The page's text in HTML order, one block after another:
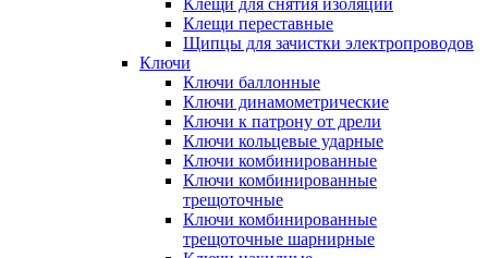
Клещи для снятия изоляции
Клещи переставные
Щипцы для зачистки электропроводов
Ключи
Ключи баллонные
Ключи динамометрические
Ключи к патрону от дрели
Ключи кольцевые ударные
Ключи комбинированные
Ключи комбинированные
трещоточные
Ключи комбинированные
трещоточные шарнирные